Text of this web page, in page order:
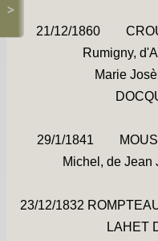
Histoires -
Prieuré saint
Travaux -
Informations
>
21/12/1860
Rumigny,
Marie Josèphe,
29/1/1841
Michel, de Jean
23/12/1832
LAHET